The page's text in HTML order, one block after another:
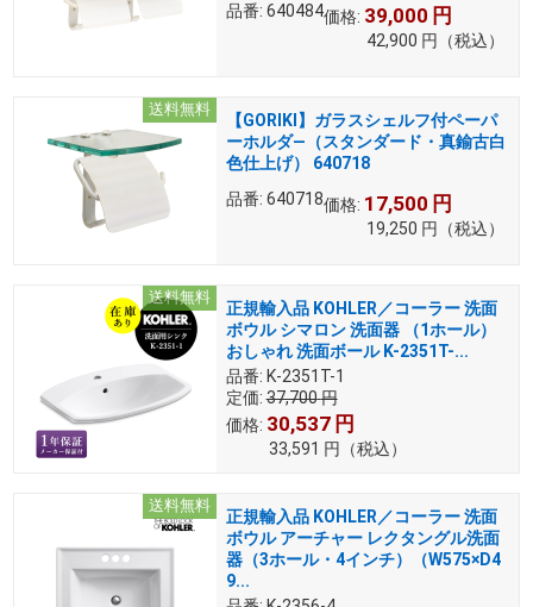
品番: 640484価格: 39,000 円
42,900 円 （税込）
送料無料
【GORIKI】ガラスシェルフ付ペーパ
ーホルダ―（スタンダード・真鍮古白
色仕上げ） 640718
品番: 640718価格: 17,500 円
19,250 円 （税込）
送料無料
正規輸入品 KOHLER／コーラー 洗面
ボウル シマロン 洗面器 （1ホール）
おしゃれ 洗面ボール K-2351T-...
品番: K-2351T-1
定価: 37,700円
価格: 30,537 円
33,591 円 （税込）
送料無料
正規輸入品 KOHLER／コーラー 洗面
ボウル アーチャー レクタングル洗面
器（3ホール・4インチ）（W575×D4
9...